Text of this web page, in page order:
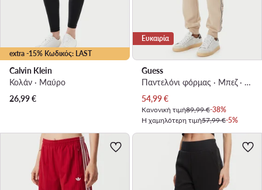
extra -15% Κωδικός: LAST
Calvin Klein
Κολάν · Μαύρο
26,99€
Ευκαιρία
Guess
Παντελόνι φόρμας · Μπεζ · Regular Fit
Τρέχουσα τιμή
54,99€
Κανονική τιμή89,99 €-38%
Η χαμηλότερη τιμή57,99 €-5%